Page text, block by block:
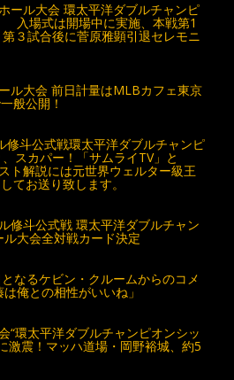
ール大会 環太平洋ダブルチャンピ
入場式は開場中に実施、本戦第1
３試合後に菅原雅顕引退セレモニ
ル大会 前日計量はMLBカフェ東京
般公開！
修斗公式戦環太平洋ダブルチャンピ
スカパー！「サムライTV」と
ト解説には元世界ウェルター級王
てお送り致します。
修斗公式戦 環太平洋ダブルチャン
大会全対戦カード決定
なるケビン・クルームからのコメ
俺との相性がいいね」
“環太平洋ダブルチャンピオンシッ
震！マッハ道場・岡野裕城、約5